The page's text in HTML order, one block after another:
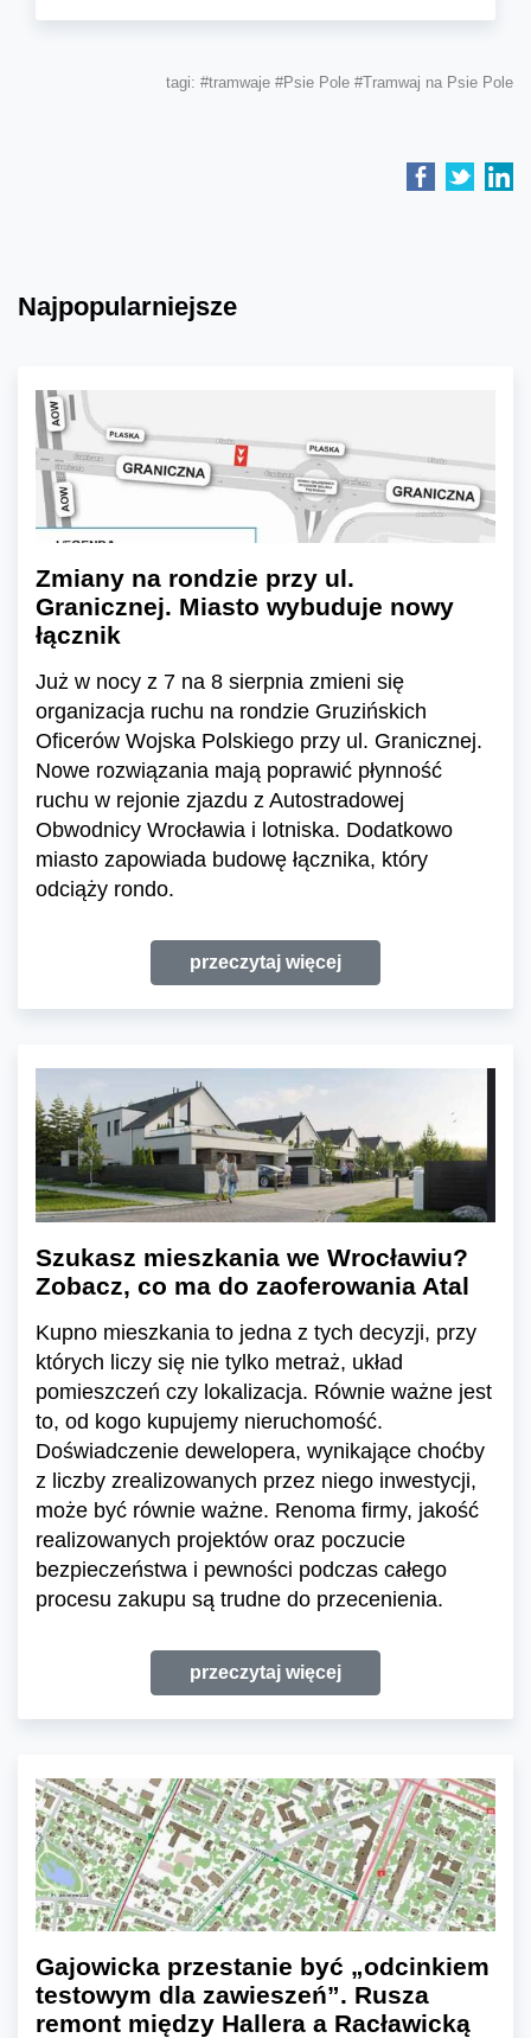
tagi: #tramwaje #Psie Pole #Tramwaj na Psie Pole
Najpopularniejsze
Zmiany na rondzie przy ul.
Granicznej. Miasto wybuduje nowy
łącznik
Już w nocy z 7 na 8 sierpnia zmieni się
organizacja ruchu na rondzie Gruzińskich
Oficerów Wojska Polskiego przy ul. Granicznej.
Nowe rozwiązania mają poprawić płynność
ruchu w rejonie zjazdu z Autostradowej
Obwodnicy Wrocławia i lotniska. Dodatkowo
miasto zapowiada budowę łącznika, który
odciąży rondo.
przeczytaj więcej
Szukasz mieszkania we Wrocławiu?
Zobacz, co ma do zaoferowania Atal
Kupno mieszkania to jedna z tych decyzji, przy
których liczy się nie tylko metraż, układ
pomieszczeń czy lokalizacja. Równie ważne jest
to, od kogo kupujemy nieruchomość.
Doświadczenie dewelopera, wynikające choćby
z liczby zrealizowanych przez niego inwestycji,
może być równie ważne. Renoma firmy, jakość
realizowanych projektów oraz poczucie
bezpieczeństwa i pewności podczas całego
procesu zakupu są trudne do przecenienia.
przeczytaj więcej
Gajowicka przestanie być „odcinkiem
testowym dla zawieszeń”. Rusza
remont między Hallera a Racławicką